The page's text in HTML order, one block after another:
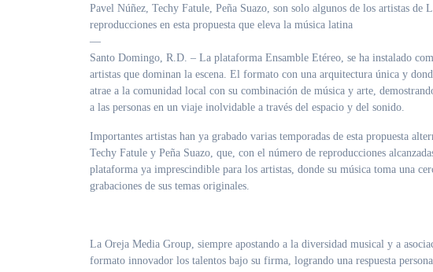
Pavel Núñez, Techy Fatule, Peña Suazo, son solo algunos de los artistas de La Oreja Media Group que han impactado en número de
reproducciones en esta propuesta que eleva la música latina
—
Santo Domingo, R.D. – La plataforma Ensamble Etéreo, se ha instalado
artistas que dominan la escena. El formato con una arquitectura única y
atrae a la comunidad local con su combinación de música y arte,
a las personas en un viaje inolvidable a través del espacio y del sonido.
Importantes artistas han ya grabado varias temporadas de esta propuesta
Techy Fatule y Peña Suazo, que, con el número de reproducciones
plataforma ya imprescindible para los artistas, donde su música toma una
grabaciones de sus temas originales.
La Oreja Media Group, siempre apostando a la diversidad musical y a
formato innovador los talentos bajo su firma, logrando una respuesta